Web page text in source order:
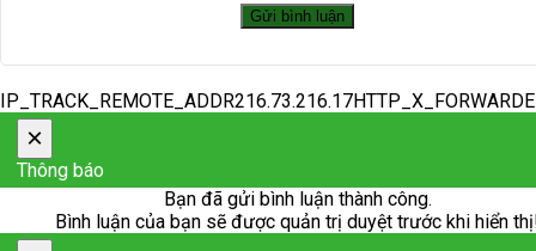
×
Thông báo
Bạn đã gửi bình luận thành công.
Bình luận của bạn sẽ được quản trị duyệt trước khi hiển